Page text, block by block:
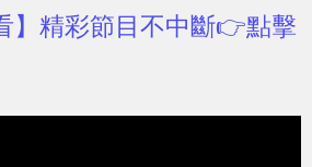
】精彩節目不中斷👉點擊